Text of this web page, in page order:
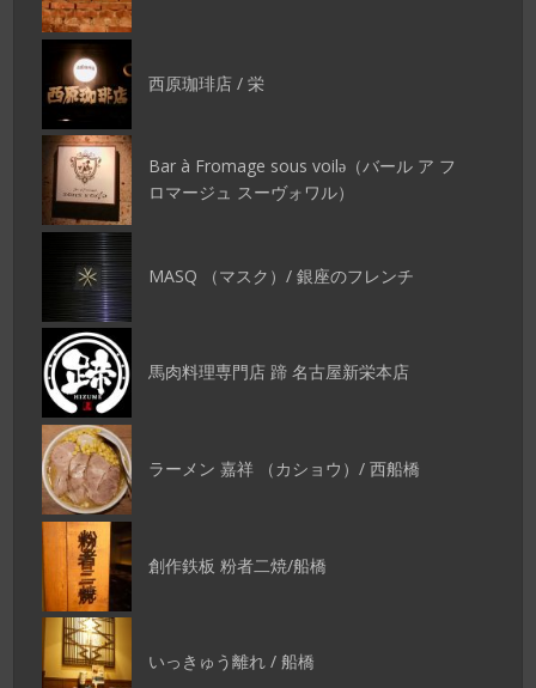
西原珈琲店 / 栄
Bar à Fromage sous voilǝ（バール ア フ
ロマージュ スーヴォワル）
MASQ （マスク）/ 銀座のフレンチ
馬肉料理専門店 蹄 名古屋新栄本店
ラーメン 嘉祥 （カショウ）/ 西船橋
創作鉄板 粉者二焼/船橋
いっきゅう離れ / 船橋